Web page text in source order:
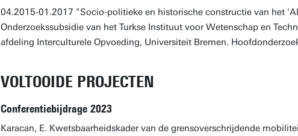
04.2015-01.2017 "Socio-politieke en historische constructie van het
Onderzoekssubsidie van het Turkse Instituut voor Wetenschap en
afdeling Interculturele Opvoeding, Universiteit Bremen.
VOLTOOIDE PROJECTEN
Conferentiebijdrage 2023
Karacan, E. Kwetsbaarheidskader van de grensoverschrijdende